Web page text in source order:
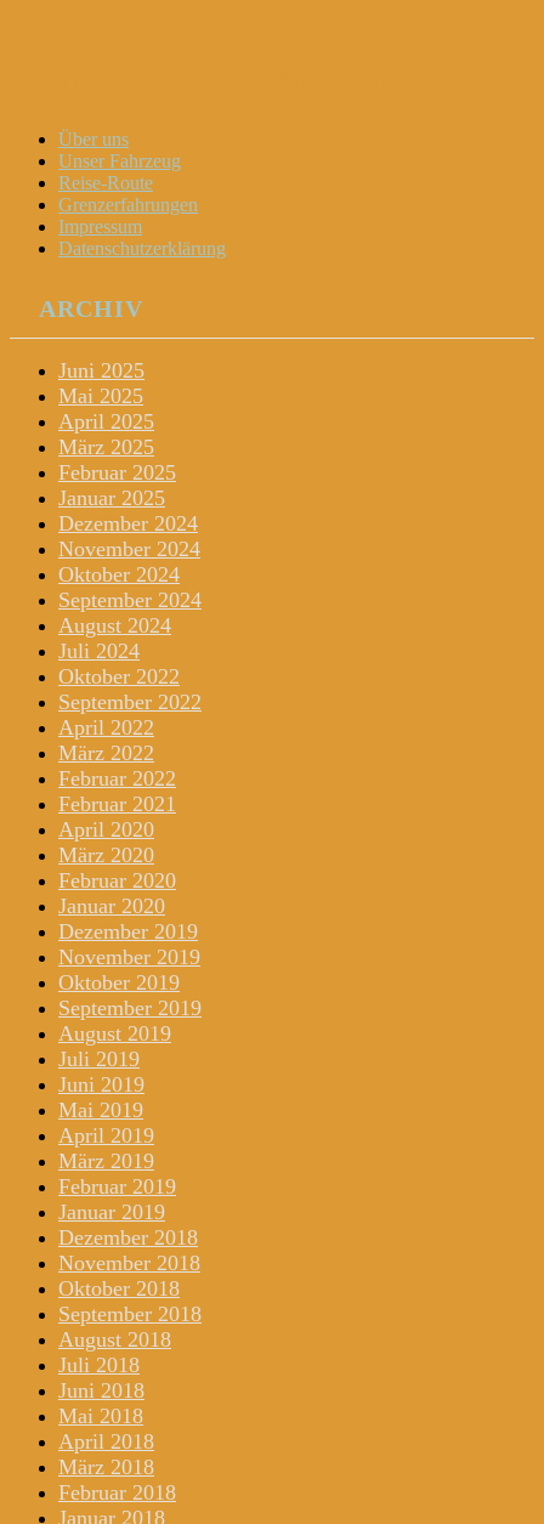
Menu
Widgets
Search
Skip
content
Über uns
Unser Fahrzeug
Reise-Route
Grenzerfahrungen
Impressum
Datenschutzerklärung
ARCHIV
Juni 2025
Mai 2025
April 2025
März 2025
Februar 2025
Januar 2025
Dezember 2024
November 2024
Oktober 2024
September 2024
August 2024
Juli 2024
Oktober 2022
September 2022
April 2022
März 2022
Februar 2022
Februar 2021
April 2020
März 2020
Februar 2020
Januar 2020
Dezember 2019
November 2019
Oktober 2019
September 2019
August 2019
Juli 2019
Juni 2019
Mai 2019
April 2019
März 2019
Februar 2019
Januar 2019
Dezember 2018
November 2018
Oktober 2018
September 2018
August 2018
Juli 2018
Juni 2018
Mai 2018
April 2018
März 2018
Februar 2018
Januar 2018